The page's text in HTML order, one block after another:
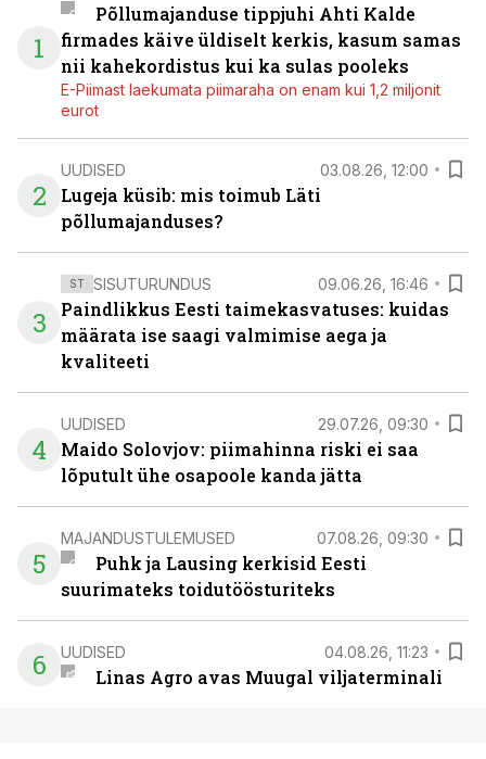
1
Põllumajanduse tippjuhi Ahti Kalde
firmades käive üldiselt kerkis, kasum samas
nii kahekordistus kui ka sulas pooleks
E-Piimast laekumata piimaraha on enam kui 1,2 miljonit
eurot
2
UUDISED 03.08.26, 12:00
Lugeja küsib: mis toimub Läti
põllumajanduses?
3
ST SISUTURUNDUS 09.06.26, 16:46
Paindlikkus Eesti taimekasvatuses: kuidas
määrata ise saagi valmimise aega ja
kvaliteeti
4
UUDISED 29.07.26, 09:30
Maido Solovjov: piimahinna riski ei saa
lõputult ühe osapoole kanda jätta
5
MAJANDUSTULEMUSED 07.08.26, 09:30
Puhk ja Lausing kerkisid Eesti
suurimateks toidutöösturiteks
6 UUDISED 04.08.26, 11:23
Linas Agro avas Muugal viljaterminali